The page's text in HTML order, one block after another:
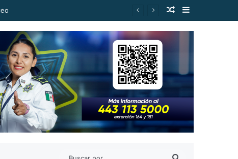
Publicación al
Barra lateral